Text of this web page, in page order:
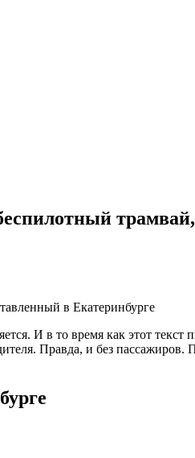
И в то время как этот текст
Правда, и без